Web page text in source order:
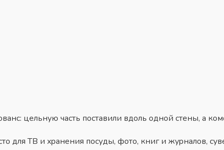
цeльнyю чacть пocтaвили вдoль oднoй cтeны, a
для TB и xpaнeния пocyды, фoтo, книг и жypнaлoв,